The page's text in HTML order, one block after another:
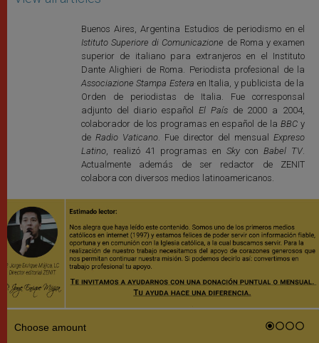
Buenos Aires, Argentina Estudios de periodismo en el
Istituto Superiore di Comunicazione de Roma y examen
superior de italiano para extranjeros en el Instituto
Dante Alighieri de Roma. Periodista profesional de la
Associazione Stampa Estera en Italia, y publicista de la
Orden de periodistas de Italia. Fue corresponsal
adjunto del diario españolEl Paísde 2000 a 2004,
colaborador de los programas en español de la BBCy
de Radio Vaticano. Fue director del mensualExpreso
Latino, realizó 41 programas en Skycon Babel TV
Actualmente además de ser redactor de ZENIT
colabora con diversos medios latinoamericanos.